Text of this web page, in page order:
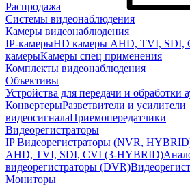
Распродажа
Системы видеонаблюдения
Камеры видеонаблюдения
IP-камерыHD камеры AHD, TVI, SDI,
камерыКамеры спец применения
Комплекты видеонаблюдения
Объективы
Устройства для передачи и обработки
КонвертерыРазветвители и усилители
видеосигналаПриемопередатчики
Видеорегистраторы
IP Видеорегистраторы (NVR,
AHD, TVI, SDI, CVI (3-HYBRID)
видеорегистраторы (DVR)
Мониторы